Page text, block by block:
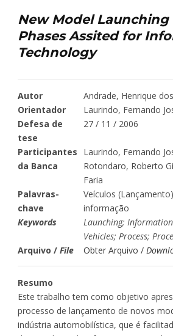
New Model Launching
Phases Assited for
Technology
Autor
Andrade, Henrique
Orientador
Laurindo, Fernando
Defesa de
tese
27 / 11 / 2006
Participantes
da Banca
Laurindo, Fernando
Rotondaro, Roberto
Faria
Palavras-
chave
Veículos
informação
Keywords
Launching;
Vehicles; Process;
Arquivo / File Obter Arquivo /
Resumo
Este trabalho tem como objetivo
processo de lançamento de novos
indústria automobilística, que é